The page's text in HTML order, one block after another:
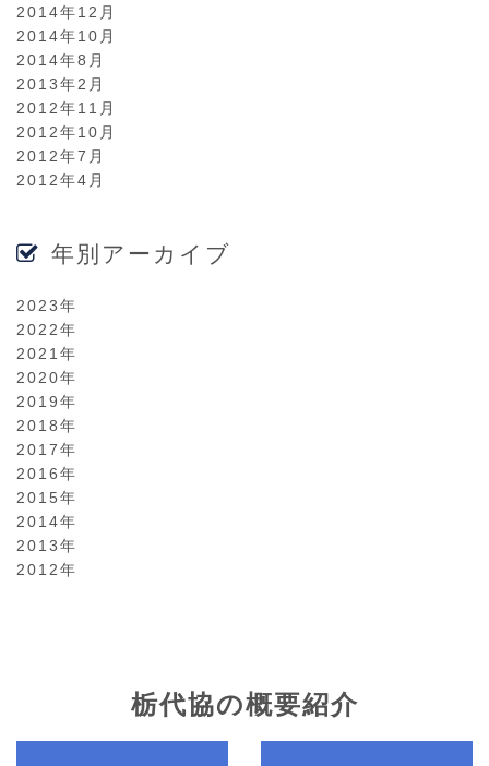
2014年12月
2014年10月
2014年8月
2013年2月
2012年11月
2012年10月
2012年7月
2012年4月
年別アーカイブ
2023年
2022年
2021年
2020年
2019年
2018年
2017年
2016年
2015年
2014年
2013年
2012年
栃代協の概要紹介